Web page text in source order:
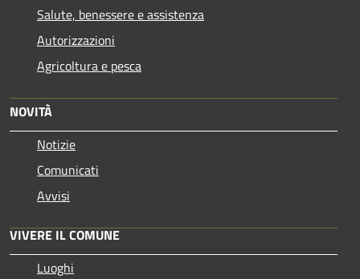
Salute, benessere e assistenza
Autorizzazioni
Agricoltura e pesca
NOVITÀ
Notizie
Comunicati
Avvisi
VIVERE IL COMUNE
Luoghi